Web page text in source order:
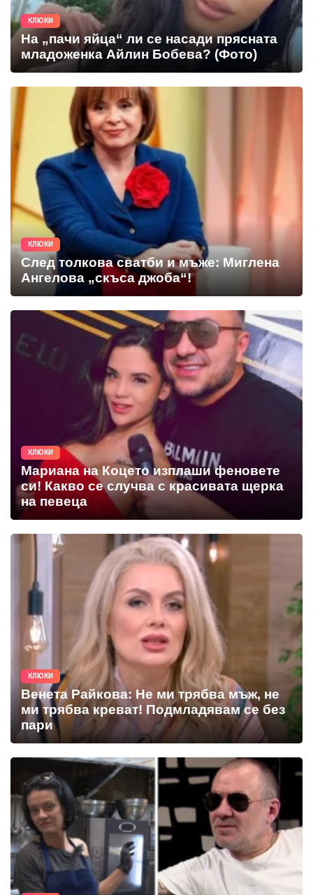
КЛЮКИ
На „пачи яйца“ ли се насади прясната
младоженка Айлин Бобева? (Фото)
КЛЮКИ
След толкова сватби и мъже: Миглена
Ангелова „скъса джоба“!
КЛЮКИ
Мариана на Коцето изплаши феновете
си! Какво се случва с красивата щерка
на певеца
КЛЮКИ
Венета Райкова: Не ми трябва мъж, не
ми трябва креват! Подмладявам се без
пари